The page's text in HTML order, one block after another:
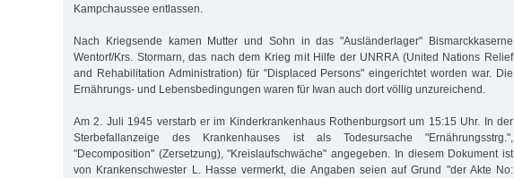
Kampchaussee entlassen.
Nach Kriegsende kamen Mutter und Sohn in das "Ausländerlager" Bismarckkaserne
Wentorf/Krs. Stormarn, das nach dem Krieg mit Hilfe der UNRRA (United Nations Relief
and Rehabilitation Administration) für "Displaced Persons" eingerichtet worden war. Die
Ernährungs- und Lebensbedingungen waren für Iwan auch dort völlig unzureichend.
Am 2. Juli 1945 verstarb er im Kinderkrankenhaus Rothenburgsort um 15:15 Uhr. In der
Sterbefallanzeige des Krankenhauses ist als Todesursache "Ernährungsstrg.",
"Decomposition" (Zersetzung), "Kreislaufschwäche" angegeben. In diesem Dokument ist
von Krankenschwester L. Hasse vermerkt, die Angaben seien auf Grund "der Akte No: